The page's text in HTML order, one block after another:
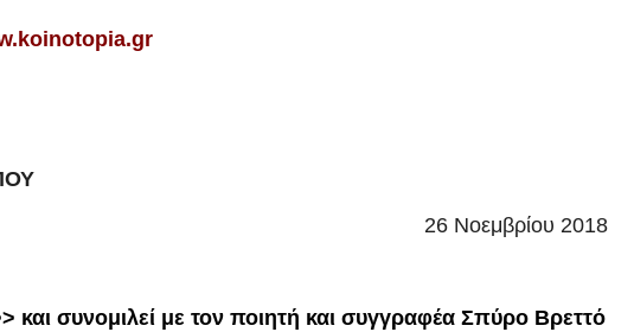
26 Νοεμβρίου 2018
συνομιλεί με τον ποιητή και συγγραφέα Σπύρο Βρεττό